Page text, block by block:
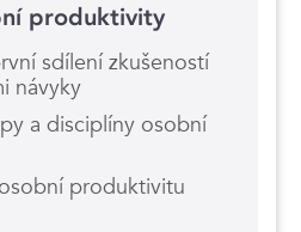
produktivity
sdílení zkušeností
návyky
a disciplíny osobní
produktivitu